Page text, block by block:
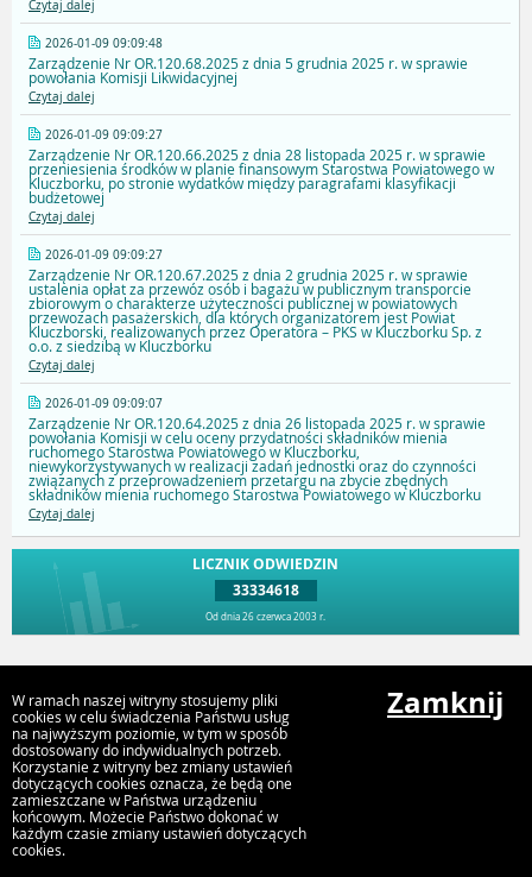
Czytaj dalej
2026-01-09 09:09:48
Zarządzenie Nr OR.120.68.2025 z dnia 5 grudnia 2025 r. w sprawie
powołania Komisji Likwidacyjnej
Czytaj dalej
2026-01-09 09:09:27
Zarządzenie Nr OR.120.66.2025 z dnia 28 listopada 2025 r. w sprawie
przeniesienia środków w planie finansowym Starostwa Powiatowego w
Kluczborku, po stronie wydatków między paragrafami klasyfikacji
budżetowej
Czytaj dalej
2026-01-09 09:09:27
Zarządzenie Nr OR.120.67.2025 z dnia 2 grudnia 2025 r. w sprawie
ustalenia opłat za przewóz osób i bagażu w publicznym transporcie
zbiorowym o charakterze użyteczności publicznej w powiatowych
przewozach pasażerskich, dla których organizatorem jest Powiat
Kluczborski, realizowanych przez Operatora – PKS w Kluczborku Sp. z
o.o. z siedzibą w Kluczborku
Czytaj dalej
2026-01-09 09:09:07
Zarządzenie Nr OR.120.64.2025 z dnia 26 listopada 2025 r. w sprawie
powołania Komisji w celu oceny przydatności składników mienia
ruchomego Starostwa Powiatowego w Kluczborku,
niewykorzystywanych w realizacji zadań jednostki oraz do czynności
związanych z przeprowadzeniem przetargu na zbycie zbędnych
składników mienia ruchomego Starostwa Powiatowego w Kluczborku
Czytaj dalej
LICZNIK ODWIEDZIN
33334618
Od dnia 26 czerwca 2003 r.
Starostwo Powiatowe w Kluczborku
Katowicka 1, 46-200 Kluczbork
W ramach naszej witryny stosujemy pliki
cookies w celu świadczenia Państwu usług
na najwyższym poziomie, w tym w sposób
dostosowany do indywidualnych potrzeb.
Korzystanie z witryny bez zmiany ustawień
dotyczących cookies oznacza, że będą one
zamieszczane w Państwa urządzeniu
końcowym. Możecie Państwo dokonać w
każdym czasie zmiany ustawień dotyczących
cookies.
Zamknij